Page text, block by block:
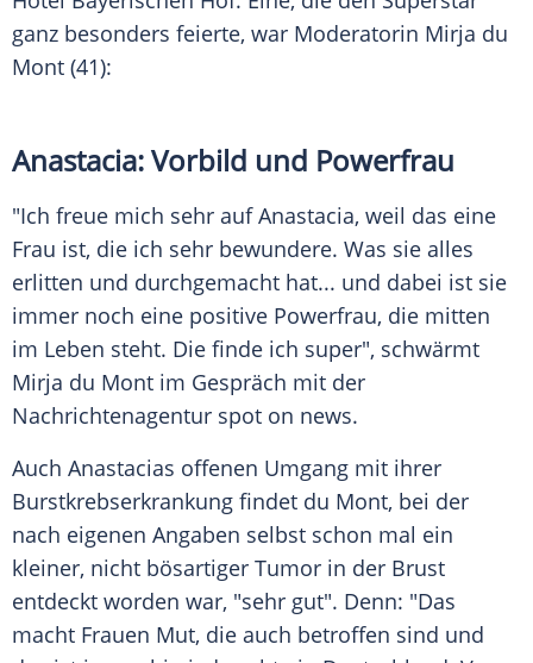
ganz besonders feierte, war Moderatorin Mirja du
Mont (41):
Anastacia: Vorbild und Powerfrau
"Ich freue mich sehr auf Anastacia, weil das eine
Frau ist, die ich sehr bewundere. Was sie alles
erlitten und durchgemacht hat... und dabei ist sie
immer noch eine positive Powerfrau, die mitten
im Leben steht. Die finde ich super", schwärmt
Mirja du Mont im Gespräch mit der
Nachrichtenagentur spot on news.
Auch Anastacias offenen Umgang mit ihrer
Burstkrebserkrankung findet du Mont, bei der
nach eigenen Angaben selbst schon mal ein
kleiner, nicht bösartiger Tumor in der Brust
entdeckt worden war, "sehr gut". Denn: "Das
macht Frauen Mut, die auch betroffen sind und